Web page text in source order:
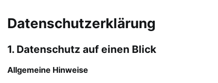
Datenschutzerklärung
1. Datenschutz auf einen Blick
Allgemeine Hinweise